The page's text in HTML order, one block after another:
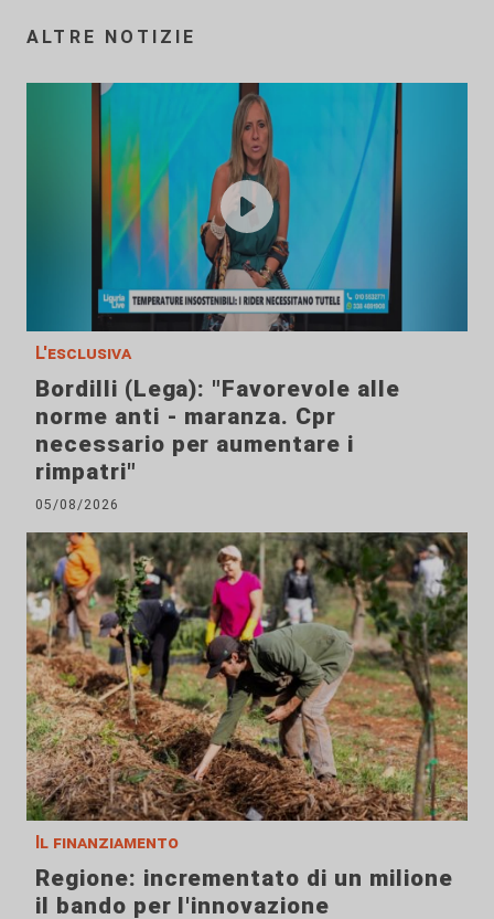
ALTRE NOTIZIE
L'esclusiva
Bordilli (Lega): "Favorevole alle
norme anti - maranza. Cpr
necessario per aumentare i
rimpatri"
05/08/2026
Il finanziamento
Regione: incrementato di un milione
il bando per l'innovazione